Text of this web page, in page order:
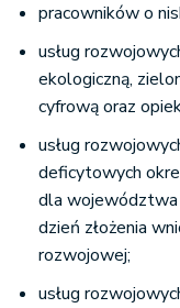
pracowników o
usług
ekologiczną,
cyfrową oraz
usług
deficytowych
dla województwa
dzień złożenia
rozwojowej;
usług